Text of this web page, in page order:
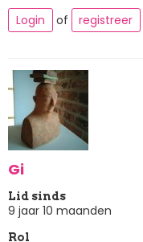
Login of registreer
Gi
Lid sinds
9 jaar 10 maanden
Rol